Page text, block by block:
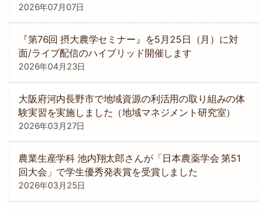
2026年07月07日
『第76回 摂大農学セミナー』を5月25日（月）に対
面/ライブ配信のハイブリッド開催します
2026年04月23日
大阪府河内長野市で地域資源の利活用の取り組みの体
験実習を実施しました（地域マネジメント研究室）
2026年03月27日
農業生産学科 池内翔太郎さんが「日本農薬学会 第51
回大会」で学生優秀発表賞を受賞しました
2026年03月25日